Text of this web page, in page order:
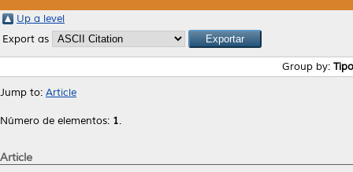
Up a level
Export as
Group by:
Jump to: Article
Número de elementos: 1.
Article